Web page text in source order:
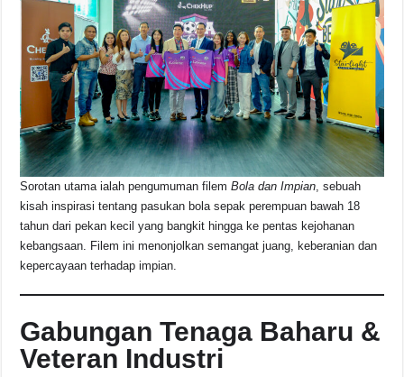
Sorotan utama ialah pengumuman filemBola dan Impian, sebuah
kisah inspirasi tentang pasukan bola sepak perempuan bawah 18
tahun dari pekan kecil yang bangkit hingga ke pentas kejohanan
kebangsaan. Filem ini menonjolkan semangat juang, keberanian dan
kepercayaan terhadap impian.
Gabungan Tenaga Baharu &
Veteran Industri